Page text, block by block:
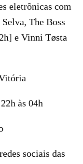
eletrônicas com
The Boss
e Vinni Tøsta
às 04h
sociais das